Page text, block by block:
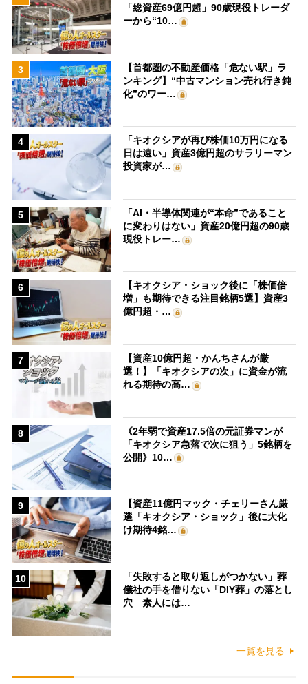
「総資産69億円超」90歳現役トレーダ
ーから“10…
3
【首都圏の不動産価格「危ない駅」ラ
ンキング】“中古マンション売れ行き鈍
化”のワー…
4
「キオクシアが再び株価10万円になる
日は遠い」資産3億円超のサラリーマン
投資家が…
5
「AI・半導体関連が“本命”であること
に変わりはない」資産20億円超の90歳
現役トレー…
6
【キオクシア・ショック後に「株価倍
増」も期待できる注目銘柄5選】資産3
億円超・…
7
【資産10億円超・かんちさんが厳
選！】「キオクシアの次」に資金が流
れる期待の高…
8
《2年弱で資産17.5倍の元証券マンが
「キオクシア急落で次に狙う」5銘柄を
公開》10…
9
【資産11億円マック・チェリーさん厳
選「キオクシア・ショック」後に大化
け期待4銘…
10
「失敗すると取り返しがつかない」葬
儀社の手を借りない「DIY葬」の落とし
穴 素人には…
一覧を見る